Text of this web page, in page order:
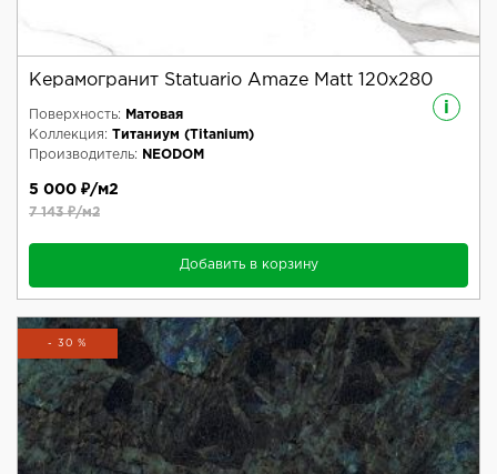
Керамогранит Statuario Amaze Matt 120x280
i
Поверхность:
Матовая
Коллекция:
Титаниум (Titanium)
Производитель:
NEODOM
5 000 ₽/м2
7 143 ₽/м2
Добавить в корзину
- 30 %